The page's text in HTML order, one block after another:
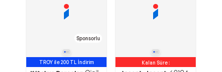
Sponsorlu
TROY ile 200 TL İndirim
Kalan Süre :